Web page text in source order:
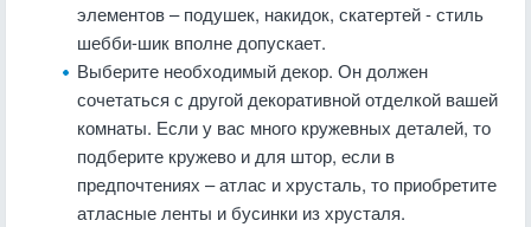
элементов – подушек, накидок, скатертей - стиль
шебби-шик вполне допускает.
Выберите необходимый декор. Он должен
сочетаться с другой декоративной отделкой вашей
комнаты. Если у вас много кружевных деталей, то
подберите кружево и для штор, если в
предпочтениях – атлас и хрусталь, то приобретите
атласные ленты и бусинки из хрусталя.